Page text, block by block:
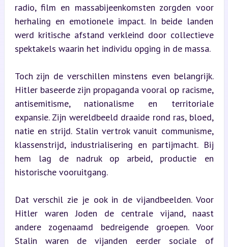
radio, film en massabijeenkomsten zorgden voor
herhaling en emotionele impact. In beide landen
werd kritische afstand verkleind door collectieve
spektakels waarin het individu opging in de massa.
Toch zijn de verschillen minstens even belangrijk.
Hitler baseerde zijn propaganda vooral op racisme,
antisemitisme, nationalisme en territoriale
expansie. Zijn wereldbeeld draaide rond ras, bloed,
natie en strijd. Stalin vertrok vanuit communisme,
klassenstrijd, industrialisering en partijmacht. Bij
hem lag de nadruk op arbeid, productie en
historische vooruitgang.
Dat verschil zie je ook in de vijandbeelden. Voor
Hitler waren Joden de centrale vijand, naast
andere zogenaamd bedreigende groepen. Voor
Stalin waren de vijanden eerder sociale of